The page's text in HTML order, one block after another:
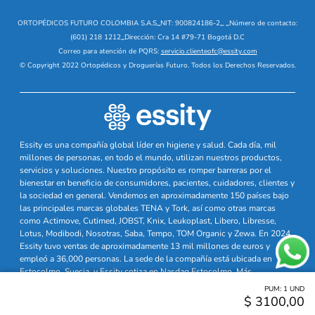
PUM: 1 UND
$ 3100,00
ORTOPÉDICOS FUTURO COLOMBIA S.A.S_NIT: 900824186-2_ _Número de contacto:
(601) 218 1212_Dirección: Cra 14 #79-71 Bogotá D.C
Correo para atención de PQRS: servicio.clienteofc@essity.com
© Copyright 2022 Ortopédicos y Droguerías Futuro. Todos los Derechos Reservados.
Essity es una compañía global líder en higiene y salud. Cada día, mil
millones de personas, en todo el mundo, utilizan nuestros productos,
servicios y soluciones. Nuestro propósito es romper barreras por el
bienestar en beneficio de consumidores, pacientes, cuidadores, clientes y
la sociedad en general. Vendemos en aproximadamente 150 países bajo
las principales marcas globales TENA y Tork, así como otras marcas
como Actimove, Cutimed, JOBST, Knix, Leukoplast, Libero, Libresse,
Lotus, Modibodi, Nosotras, Saba, Tempo, TOM Organic y Zewa. En 2024,
Essity tuvo ventas de aproximadamente 13 mil millones de euros y
empleó a 36,000 personas. La sede de la compañía está ubicada en
Estocolmo, Suecia, y Essity cotiza en Nasdaq Estocolmo. Más